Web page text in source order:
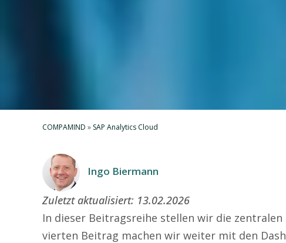
COMPAMIND » SAP Analytics Cloud
Ingo Biermann
Zuletzt aktualisiert: 13.02.2026
In dieser Beitragsreihe stellen wir die zentralen
vierten Beitrag machen wir weiter mit den